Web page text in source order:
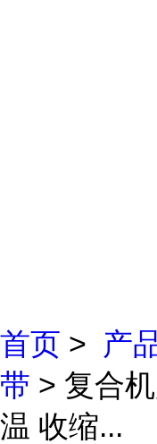
首页 > 产
带 > 复合
温 收缩...